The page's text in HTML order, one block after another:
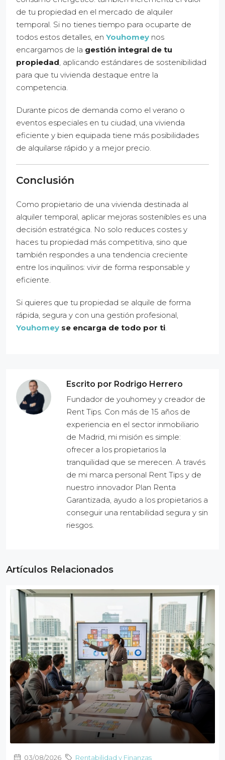
de tu propiedad en el mercado de alquiler
temporal. Si no tienes tiempo para ocuparte de
todos estos detalles, en Youhomey nos
encargamos de la gestión integral de tu
propiedad, aplicando estándares de sostenibilidad
para que tu vivienda destaque entre la
competencia.
Durante picos de demanda como el verano o
eventos especiales en tu ciudad, una vivienda
eficiente y bien equipada tiene más posibilidades
de alquilarse rápido y a mejor precio.
Conclusión
Como propietario de una vivienda destinada al
alquiler temporal, aplicar mejoras sostenibles es una
decisión estratégica. No solo reduces costes y
haces tu propiedad más competitiva, sino que
también respondes a una tendencia creciente
entre los inquilinos: vivir de forma responsable y
eficiente.
Si quieres que tu propiedad se alquile de forma
rápida, segura y con una gestión profesional,
Youhomey se encarga de todo por ti.
Escrito por Rodrigo Herrero
Fundador de youhomey y creador de
Rent Tips. Con más de 15 años de
experiencia en el sector inmobiliario
de Madrid, mi misión es simple:
ofrecer a los propietarios la
tranquilidad que se merecen. A través
de mi marca personal Rent Tips y de
nuestro innovador Plan Renta
Garantizada, ayudo a los propietarios a
conseguir una rentabilidad segura y sin
riesgos.
Artículos Relacionados
03/08/2026 Rentabilidad y Finanzas